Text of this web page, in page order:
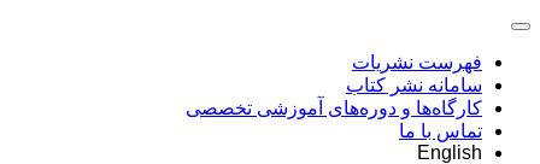
فهرست نشریات
سامانه نشر کتاب
کارگاه‌ها و دوره‌های آموزشی تخصصی
تماس با ما
English